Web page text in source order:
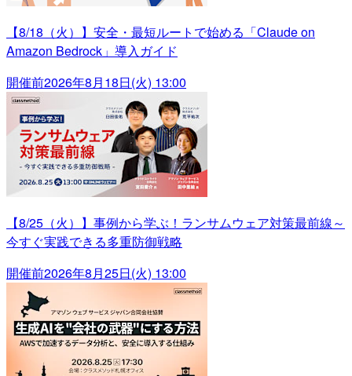
【8/18（火）】安全・最短ルートで始める「Claude on
Amazon Bedrock」導入ガイド
開催前2026年8月18日(火) 13:00
【8/25（火）】事例から学ぶ！ランサムウェア対策最前線～
今すぐ実践できる多重防御戦略
開催前2026年8月25日(火) 13:00